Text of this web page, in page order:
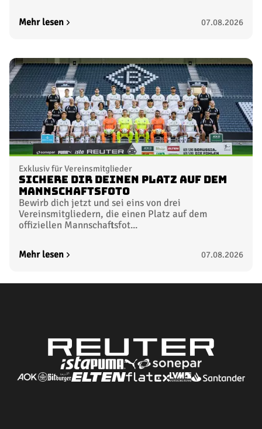
Mehr lesen 07.08.2026
Exklusiv für Vereinsmitglieder
Sichere dir deinen Platz auf dem
Mannschaftsfoto
Bewirb dich jetzt und sei eins von drei
Vereinsmitgliedern, die einen Platz auf dem
offiziellen Mannschaftsfot...
Mehr lesen 07.08.2026